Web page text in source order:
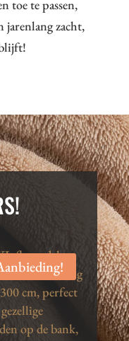
toe te passen,
jarenlang zacht,